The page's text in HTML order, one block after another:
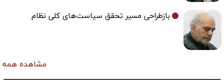
بازطراحی مسیر تحقق سیاست‌های کلی نظام
مشاهده همه